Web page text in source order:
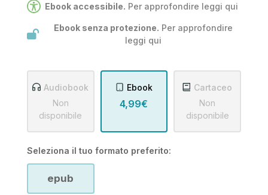
Ebook senza protezione. Per approfondire
leggi qui
Ebook accessibile. Per approfondire leggi qui
Audiobook
Non
disponibile
Ebook
4,99€
Cartaceo
Non
disponibile
Seleziona il tuo formato preferito:
epub